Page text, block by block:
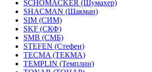
SCHOMACKER (Шумахер)
SHACMAN (Шакман)
SIM (СИМ)
SKF (СКФ)
SMB (СМБ)
STEFEN (Стефен)
TECMA (ТЕКМА)
TEMPLIN (Темплин)